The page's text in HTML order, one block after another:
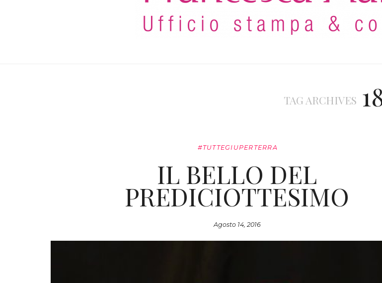
TAG ARCHIVES
#TUTTEGIUPERTERRA
IL BELLO DEL
PREDICIOTTESIMO
Agosto 14, 2016